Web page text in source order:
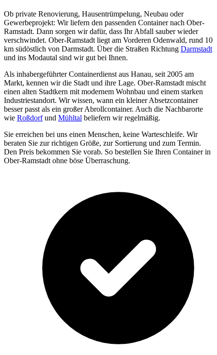
Ob private Renovierung, Hausentrümpelung, Neubau oder
Gewerbeprojekt: Wir liefern den passenden Container nach Ober-
Ramstadt. Dann sorgen wir dafür, dass Ihr Abfall sauber wieder
verschwindet. Ober-Ramstadt liegt am Vorderen Odenwald, rund 10
km südöstlich von Darmstadt. Über die Straßen Richtung Darmstadt
und ins Modautal sind wir gut bei Ihnen.
Als inhabergeführter Containerdienst aus Hanau, seit 2005 am
Markt, kennen wir die Stadt und ihre Lage. Ober-Ramstadt mischt
einen alten Stadtkern mit modernem Wohnbau und einem starken
Industriestandort. Wir wissen, wann ein kleiner Absetzcontainer
besser passt als ein großer Abrollcontainer. Auch die Nachbarorte
wie Roßdorfund Mühltal beliefern wir regelmäßig.
Sie erreichen bei uns einen Menschen, keine Warteschleife. Wir
beraten Sie zur richtigen Größe, zur Sortierung und zum Termin.
Den Preis bekommen Sie vorab. So bestellen Sie Ihren Container in
Ober-Ramstadt ohne böse Überraschung.